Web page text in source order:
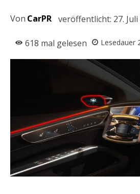
Von CarPR veröffentlicht: 27.
618 mal gelesen Lesedauer